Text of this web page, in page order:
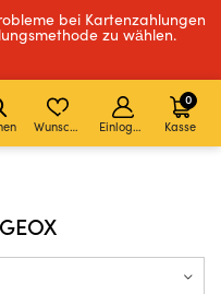
bei Kartenzahlungen
zu wählen.
Wunschliste Einloggen Kasse
0